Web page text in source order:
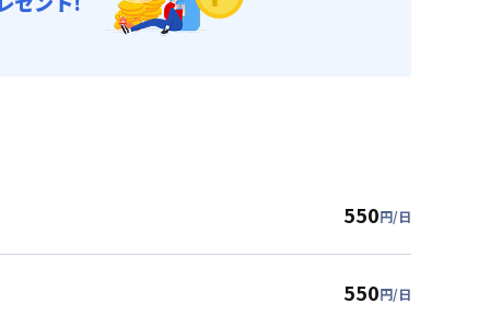
550円/日
550円/日